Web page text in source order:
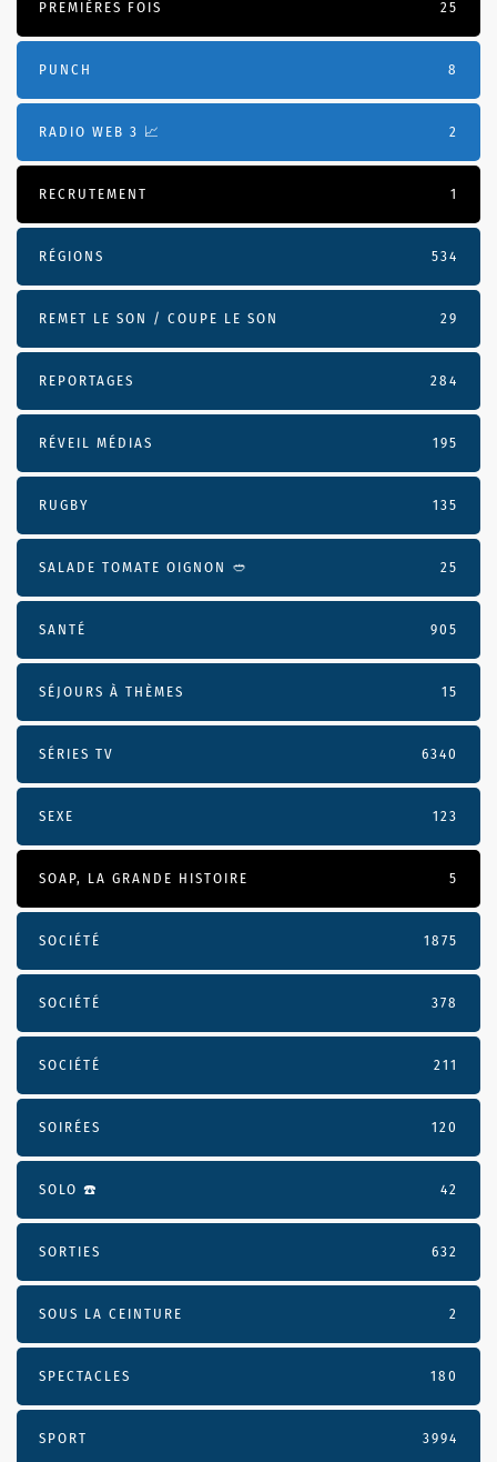
PREMIÈRES FOIS 25
PUNCH 8
RADIO WEB 3 📈 2
RECRUTEMENT 1
RÉGIONS 534
REMET LE SON / COUPE LE SON 29
REPORTAGES 284
RÉVEIL MÉDIAS 195
RUGBY 135
SALADE TOMATE OIGNON 🥙 25
SANTÉ 905
SÉJOURS À THÈMES 15
SÉRIES TV 6340
SEXE 123
SOAP, LA GRANDE HISTOIRE 5
SOCIÉTÉ 1875
SOCIÉTÉ 378
SOCIÉTÉ 211
SOIRÉES 120
SOLO ☎️ 42
SORTIES 632
SOUS LA CEINTURE 2
SPECTACLES 180
SPORT 3994